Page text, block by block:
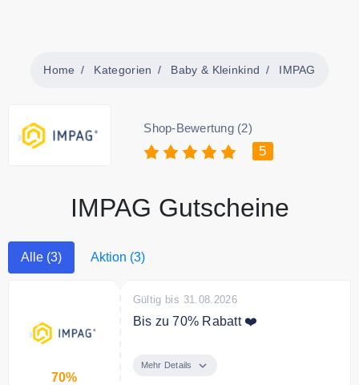
Home Kategorien Baby & Kleinkind IMPAG
Shop-Bewertung (2)
5
IMPAG Gutscheine
Alle (3) Aktion (3)
70%
Gültig bis 31.08.2026
Bis zu 70% Rabatt ❤️
ausgewählte Artikel bei Impag.
Mehr Details